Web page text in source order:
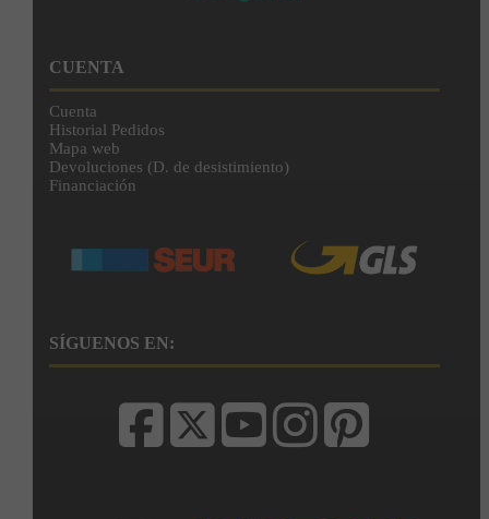
CUENTA
Cuenta
Historial Pedidos
Mapa web
Devoluciones (D. de desistimiento)
Financiación
SÍGUENOS EN: